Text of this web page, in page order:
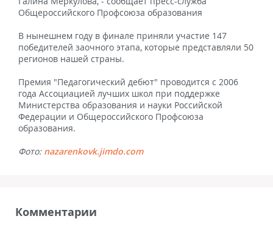
Общероссийского Профсоюза образования
В нынешнем году в финале приняли участие 147
победителей заочного этапа, которые представляли 50
регионов нашей страны.
Премия "Педагогический дебют" проводится с 2006
года Ассоциацией лучших школ при поддержке
Министерства образования и науки Российской
Федерации и Общероссийского Профсоюза
образования.
Фото: nazarenkovk.jimdo.com
Комментарии